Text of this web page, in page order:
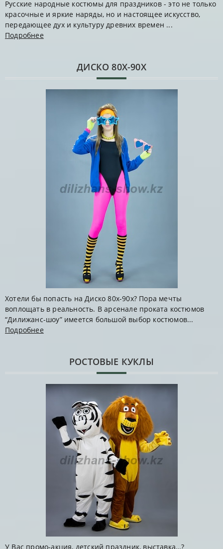
Русские народные костюмы для праздников - это не только
красочные и яркие наряды, но и настоящее искусство,
передающее дух и культуру древних времен ...
Подробнее
ДИСКО 80Х-90Х
Хотели бы попасть на Диско 80х-90х? Пора мечты
воплощать в реальность. В арсенале проката костюмов
“Дилижанс-шоу” имеется большой выбор костюмов...
Подробнее
РОСТОВЫЕ КУКЛЫ
У Вас промо-акция, детский праздник, выставка…?